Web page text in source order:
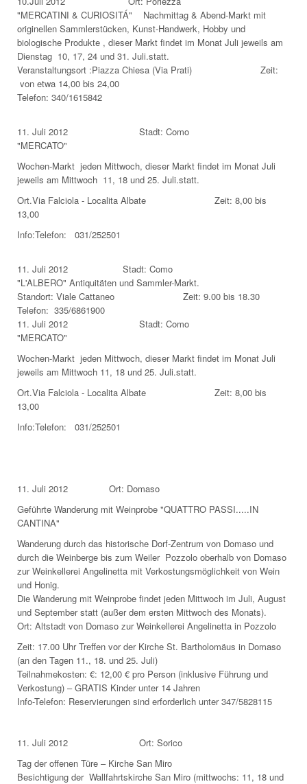
"MERCATINI & CURIOSITÁ" Nachmittag & Abend-Markt mit
originellen Sammlerstücken, Kunst-Handwerk, Hobby und
biologische Produkte , dieser Markt findet im Monat Juli jeweils am
Dienstag 10, 17, 24 und 31. Juli.statt.
Veranstaltungsort :Piazza Chiesa (Via Prati) Zeit:
von etwa 14,00 bis 24,00
Telefon: 340/1615842
11. Juli 2012 Stadt: Como
"MERCATO"
Wochen-Markt jeden Mittwoch, dieser Markt findet im Monat Juli
jeweils am Mittwoch 11, 18 und 25. Juli.statt.
Ort.Via Falciola - Localita Albate Zeit: 8,00 bis
13,00
Info:Telefon: 031/252501
11. Juli 2012 Stadt: Como
"L'ALBERO" Antiquitäten und Sammler-Markt.
Standort: Viale Cattaneo Zeit: 9.00 bis 18.30
Telefon: 335/6861900
11. Juli 2012 Stadt: Como
"MERCATO"
Wochen-Markt jeden Mittwoch, dieser Markt findet im Monat Juli
jeweils am Mittwoch 11, 18 und 25. Juli.statt.
Ort.Via Falciola - Localita Albate Zeit: 8,00 bis
13,00
Info:Telefon: 031/252501
11. Juli 2012 Ort: Domaso
Geführte Wanderung mit Weinprobe "QUATTRO PASSI.....IN
CANTINA"
Wanderung durch das historische Dorf-Zentrum von Domaso und
durch die Weinberge bis zum Weiler Pozzolo oberhalb von Domaso
zur Weinkellerei Angelinetta mit Verkostungsmöglichkeit von Wein
und Honig.
Die Wanderung mit Weinprobe findet jeden Mittwoch im Juli, August
und September statt (außer dem ersten Mittwoch des Monats).
Ort: Altstadt von Domaso zur Weinkellerei Angelinetta in Pozzolo
Zeit: 17.00 Uhr Treffen vor der Kirche St. Bartholomäus in Domaso
(an den Tagen 11., 18. und 25. Juli)
Teilnahmekosten: €: 12,00 € pro Person (inklusive Führung und
Verkostung) – GRATIS Kinder unter 14 Jahren
Info-Telefon: Reservierungen sind erforderlich unter 347/5828115
11. Juli 2012 Ort: Sorico
Tag der offenen Türe – Kirche San Miro
Besichtigung der Wallfahrtskirche San Miro (mittwochs: 11, 18 und